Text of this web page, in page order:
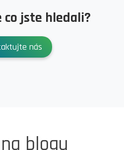
co jste hledali?
nás
blogu